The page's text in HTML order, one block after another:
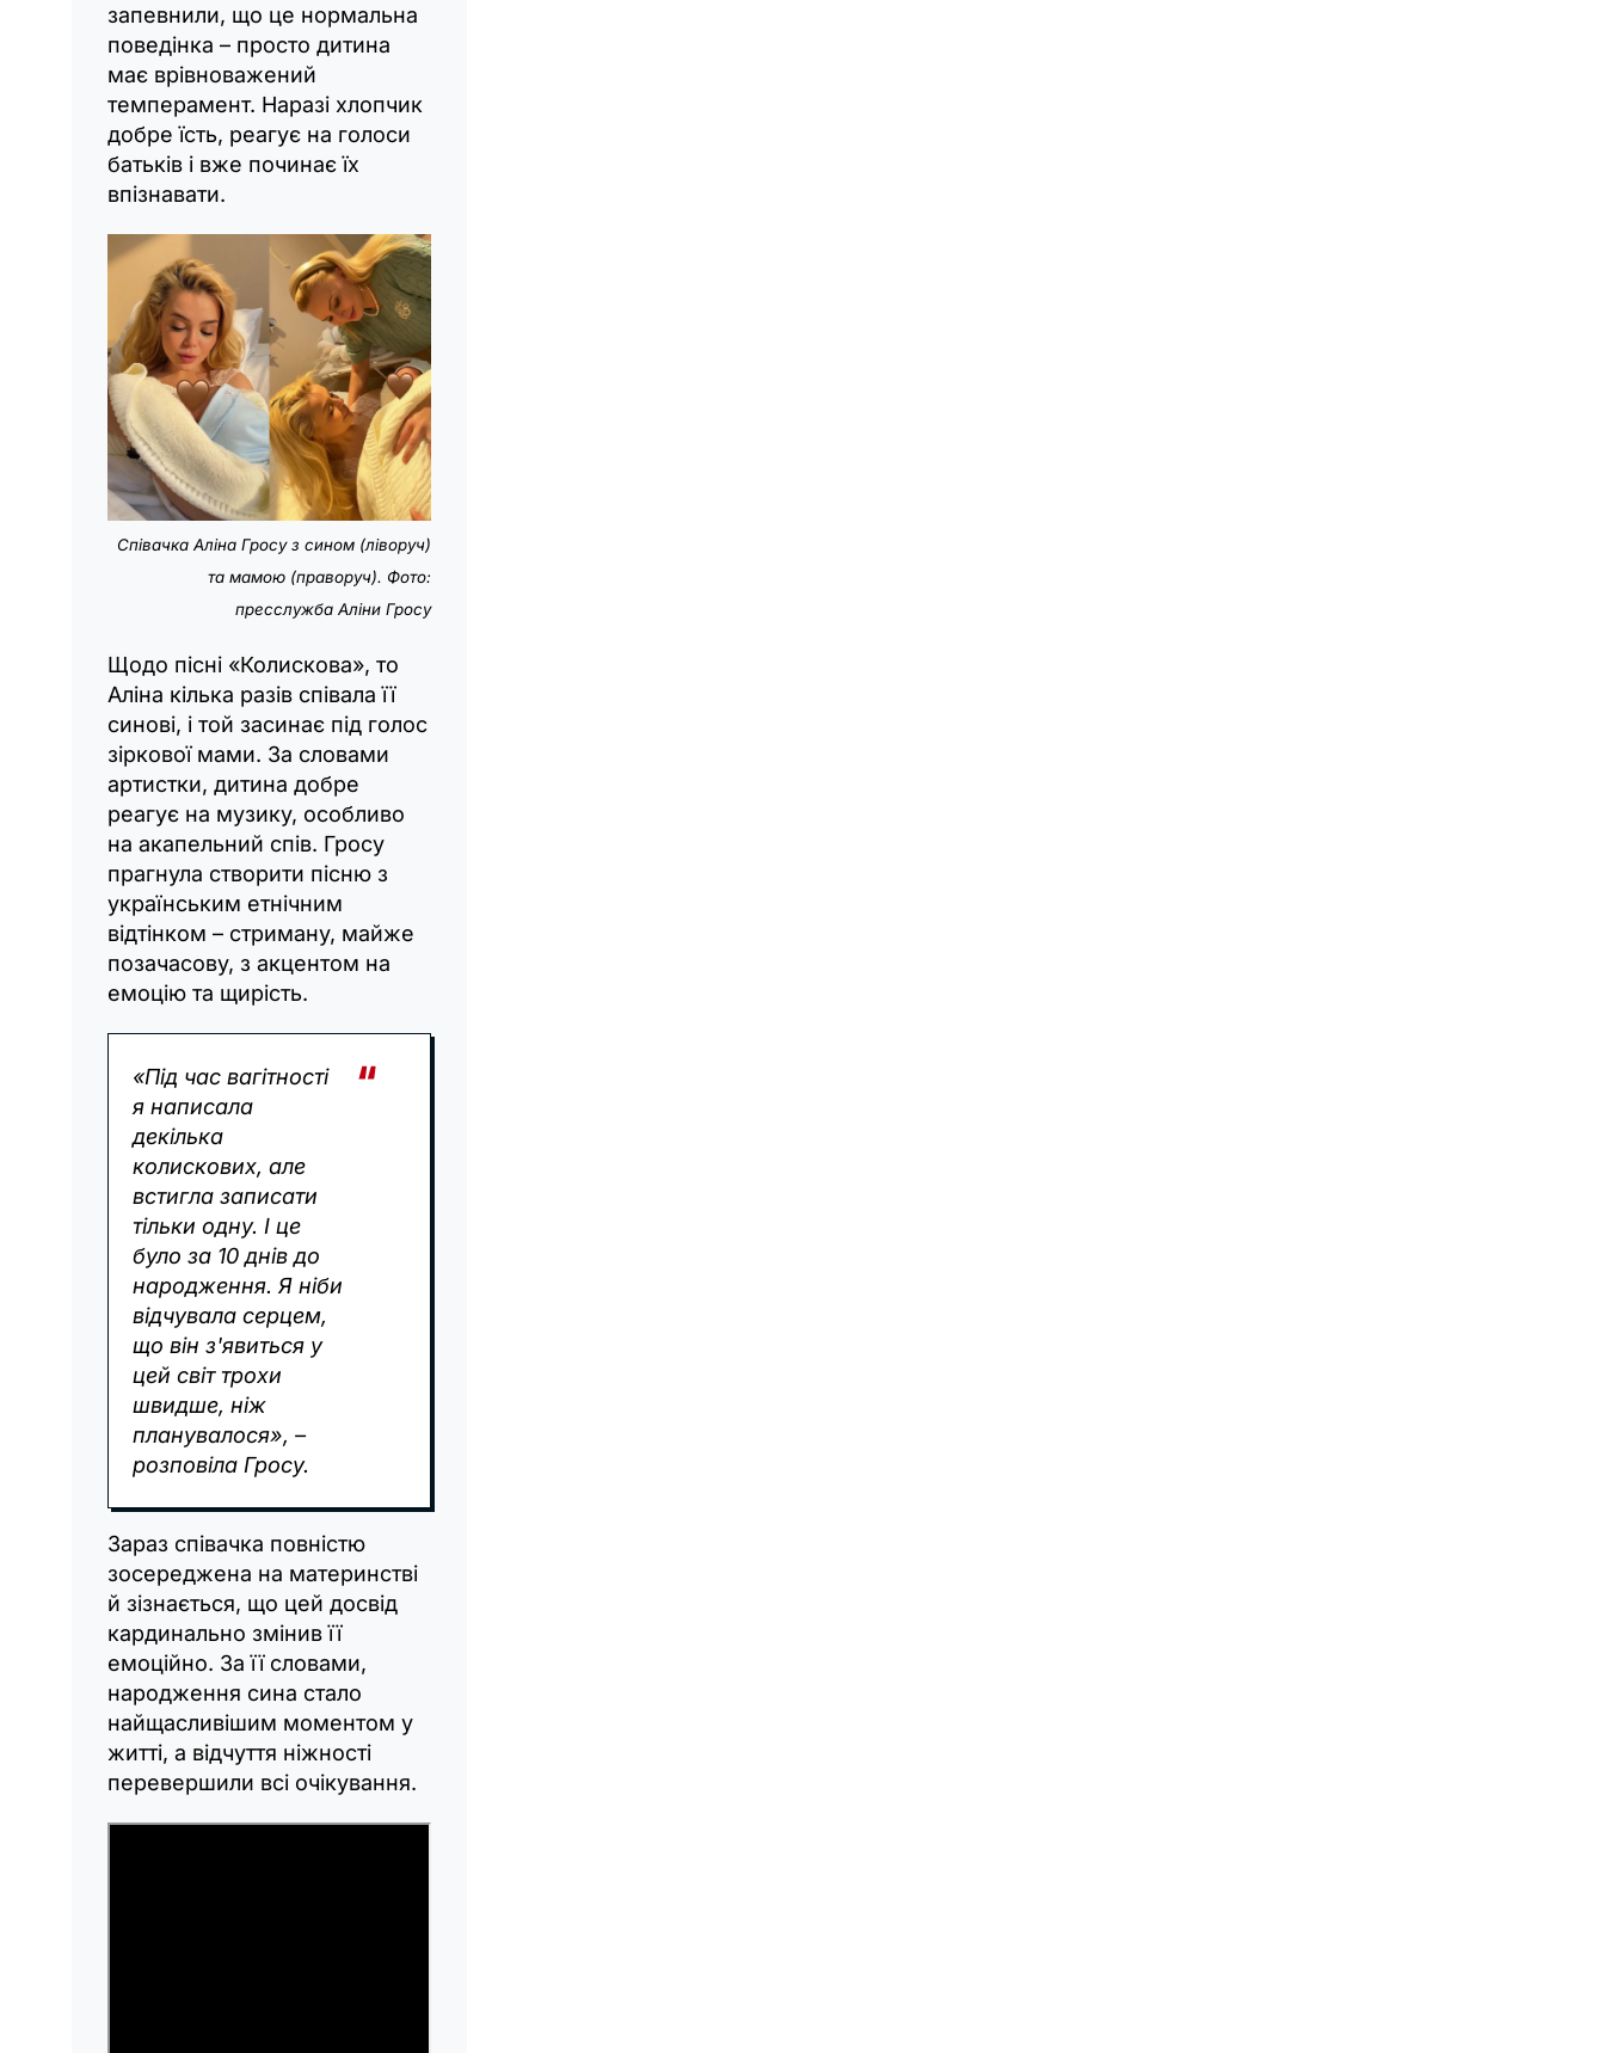
запевнили, що це нормальна
поведінка – просто дитина
має врівноважений
темперамент. Наразі хлопчик
добре їсть, реагує на голоси
батьків і вже починає їх
впізнавати.
Співачка Аліна Гросу з сином (ліворуч)
та мамою (праворуч). Фото:
пресслужба Аліни Гросу
Щодо пісні «Колискова», то
Аліна кілька разів співала її
синові, і той засинає під голос
зіркової мами. За словами
артистки, дитина добре
реагує на музику, особливо
на акапельний спів. Гросу
прагнула створити пісню з
українським етнічним
відтінком – стриману, майже
позачасову, з акцентом на
емоцію та щирість.
«Під час вагітності
я написала
декілька
колискових, але
встигла записати
тільки одну. І це
було за 10 днів до
народження. Я ніби
відчувала серцем,
що він з'явиться у
цей світ трохи
швидше, ніж
планувалося», –
розповіла Гросу.
Зараз співачка повністю
зосереджена на материнстві
й зізнається, що цей досвід
кардинально змінив її
емоційно. За її словами,
народження сина стало
найщасливішим моментом у
житті, а відчуття ніжності
перевершили всі очікування.